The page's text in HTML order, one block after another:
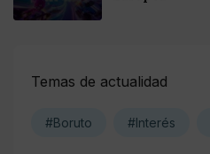
Temas de actualidad
#Boruto #Interés